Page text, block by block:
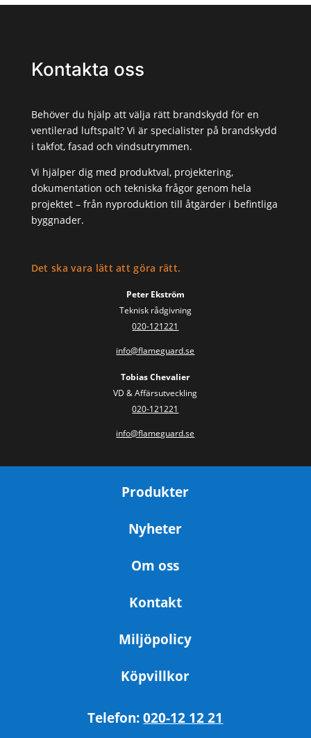
Kontakta oss
Behöver du hjälp att välja rätt brandskydd för en
ventilerad luftspalt? Vi är specialister på brandskydd
i takfot, fasad och vindsutrymmen.
Vi hjälper dig med produktval, projektering,
dokumentation och tekniska frågor genom hela
projektet – från nyproduktion till åtgärder i befintliga
byggnader.
Det ska vara lätt att göra rätt.
Peter Ekström
Teknisk rådgivning
020-121221
info@flameguard.se
Tobias Chevalier
VD & Affärsutveckling
020-121221
info@flameguard.se
Produkter
Nyheter
Om oss
Kontakt
Miljöpolicy
Köpvillkor
Telefon:020-12 12 21